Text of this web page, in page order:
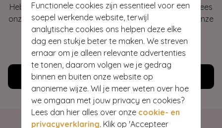
Functionele cookies zijn essentieel voor een
soepel werkende website, terwijl
analytische cookies ons helpen deze elke
dag een stukje beter te maken. We streven
ernaar om je alleen relevante advertenties
te tonen, daarom volgen we je gedrag
binnen en buiten onze website op
anonieme wijze. Wil je meer weten over hoe
we omgaan met jouw privacy en cookies?
Lees dan hier alles over onze cookie- en
privacyverklaring. Klik op 'Accepteer
Heb je vragen of heb je hulp nodig bij je bestelling? Lees
onze veelgestelde vragen of neem contact op met onze
klantenservice. Wij helpen je graag!
WE ZIJN NU OPEN
Klantenservice